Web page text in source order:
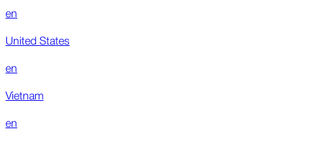
en
United States
en
Vietnam
en